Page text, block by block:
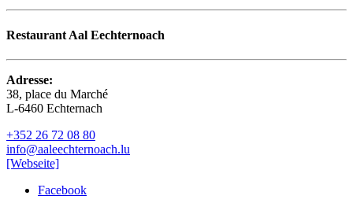
Restaurant Aal Eechternoach
Adresse:
38, place du Marché
L-6460 Echternach
+352 26 72 08 80
info@aaleechternoach.lu
[Webseite]
Facebook